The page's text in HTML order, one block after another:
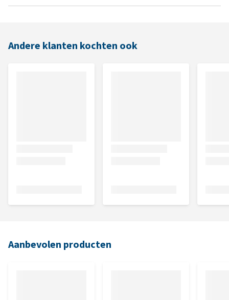
Andere klanten kochten ook
Aanbevolen producten